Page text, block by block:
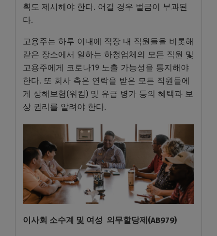
획도 제시해야 한다. 어길 경우 벌금이 부과된
다.
고용주는 하루 이내에 직장 내 직원들을 비롯해
같은 장소에서 일하는 하청업체의 모든 직원 및
고용주에게 코로나19 노출 가능성을 통지해야
한다. 또 회사 측은 연락을 받은 모든 직원들에
게 상해보험(워컴) 및 유급 병가 등의 혜택과 보
상 권리를 알려야 한다.
이사회 소수계 및 여성 의무할당제(AB979)